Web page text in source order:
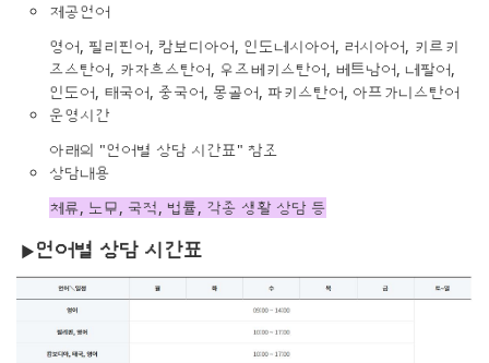
제공언어
영어, 필리핀어, 캄보디아어, 인도네시아어, 러시아어, 키르키
즈스탄어, 카자흐스탄어, 우즈베키스탄어, 베트남어, 네팔어,
인도어, 태국어, 중국어, 몽골어, 파키스탄어, 아프가니스탄어
운영시간
아래의 "언어별 상담 시간표" 참조
상담내용
체류, 노무, 국적, 법률, 각종 생활 상담 등
▶언어별 상담 시간표